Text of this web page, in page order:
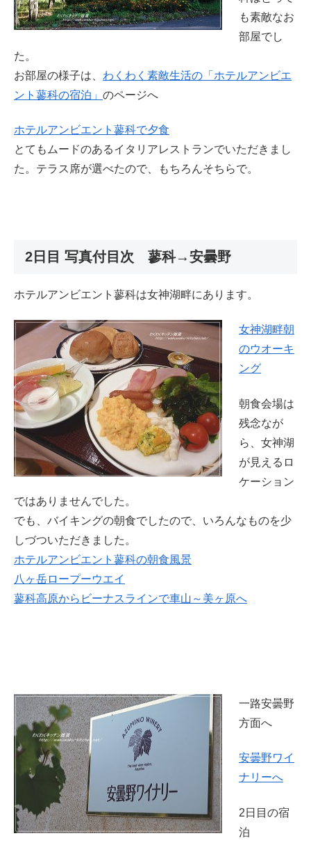
も素敵なお
部屋でし
た。
お部屋の様子は、 わくわく素敵生活の「ホテルアンビエ
ント蓼科の宿泊」 のページへ
ホテルアンビエント蓼科で夕食
とてもムードのあるイタリアレストランでいただきまし
た。テラス席が選べたので、もちろんそちらで。
2日目 写真付目次 蓼科→安曇野
ホテルアンビエント蓼科は女神湖畔にあります。
女神湖畔朝
のウオーキ
ング
朝食会場は
残念なが
ら、女神湖
が見えるロ
ケーション
ではありませんでした。
でも、バイキングの朝食でしたので、いろんなものを少
しづついただきました。
ホテルアンビエント蓼科の朝食風景
八ヶ岳ロープーウエイ
蓼科高原からビーナスラインで車山～美ヶ原へ
一路安曇野
方面へ
安曇野ワイ
ナリーへ
2日目の宿
泊